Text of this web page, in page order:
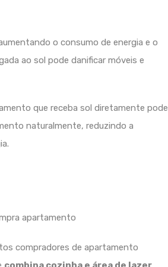
o consumo de energia e o
ao sol pode danificar móveis e
que receba sol diretamente pode
naturalmente, reduzindo a
compradores de apartamento